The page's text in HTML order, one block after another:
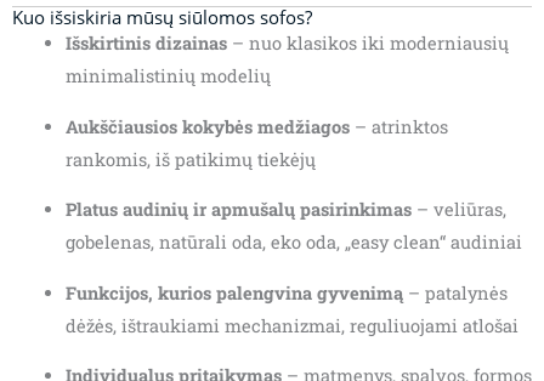
Kuo išsiskiria mūsų siūlomos sofos?
Išskirtinis dizainas– nuo klasikos iki moderniausių
minimalistinių modelių
Aukščiausios kokybės medžiagos– atrinktos
rankomis, iš patikimų tiekėjų
Platus audinių ir apmušalų pasirinkimas– veliūras,
gobelenas, natūrali oda, eko oda, „easy clean“ audiniai
Funkcijos, kurios palengvina gyvenimą– patalynės
dėžės, ištraukiami mechanizmai, reguliuojami atlošai
Individualus pritaikymas– matmenys, spalvos, formos